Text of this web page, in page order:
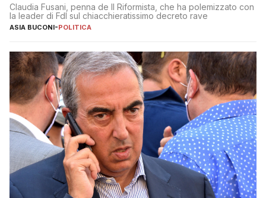
Claudia Fusani, penna de Il Riformista, che ha polemizzato con
la leader di FdI sul chiacchieratissimo decreto rave
ASIA BUCONI-POLITICA